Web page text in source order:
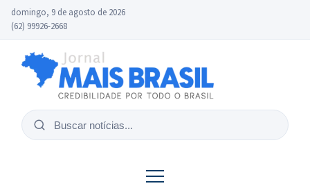
domingo, 9 de agosto de 2026
(62) 99926-2668
Buscar